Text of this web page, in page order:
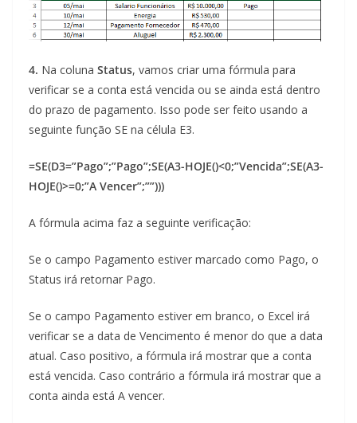
4. Na coluna Status, vamos criar uma fórmula para
verificar se a conta está vencida ou se ainda está dentro
do prazo de pagamento. Isso pode ser feito usando a
seguinte função SE na célula E3.
=SE(D3=”Pago”;”Pago”;SE(A3-HOJE()<0;”Vencida”;SE(A3-
HOJE()>=0;”A Vencer”;””)))
A fórmula acima faz a seguinte verificação:
Se o campo Pagamento estiver marcado como Pago, o
Status irá retornar Pago.
Se o campo Pagamento estiver em branco, o Excel irá
verificar se a data de Vencimento é menor do que a data
atual. Caso positivo, a fórmula irá mostrar que a conta
está vencida. Caso contrário a fórmula irá mostrar que a
conta ainda está A vencer.